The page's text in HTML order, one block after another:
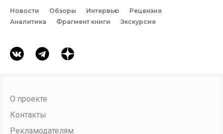
Новости Обзоры Интервью
Рецензия
Аналитика
Фрагмент книги Экскурсия
О проекте
Контакты
Рекламодателям